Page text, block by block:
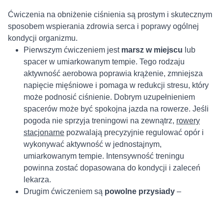
Ćwiczenia na obniżenie ciśnienia są prostym i skutecznym
sposobem wspierania zdrowia serca i poprawy ogólnej
kondycji organizmu.
Pierwszym ćwiczeniem jest marsz w miejscu lub
spacer w umiarkowanym tempie. Tego rodzaju
aktywność aerobowa poprawia krążenie, zmniejsza
napięcie mięśniowe i pomaga w redukcji stresu, który
może podnosić ciśnienie. Dobrym uzupełnieniem
spacerów może być spokojna jazda na rowerze. Jeśli
pogoda nie sprzyja treningowi na zewnątrz, rowery
stacjonarne pozwalają precyzyjnie regulować opór i
wykonywać aktywność w jednostajnym,
umiarkowanym tempie. Intensywność treningu
powinna zostać dopasowana do kondycji i zaleceń
lekarza.
Drugim ćwiczeniem są powolne przysiady –